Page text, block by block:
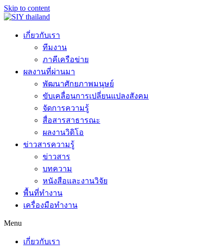
Skip to content
เกี่ยวกับเรา
ทีมงาน
ภาคีเครือข่าย
ผลงานที่ผ่านมา
พัฒนาศักยภาพมนุษย์
ขับเคลื่อนการเปลี่ยนแปลงสังคม
จัดการความรู้
สื่อสารสาธารณะ
ผลงานวิดิโอ
ข่าวสารความรู้
ข่าวสาร
บทความ
หนังสือและงานวิจัย
พื้นที่ทำงาน
เครื่องมือทำงาน
Menu
เกี่ยวกับเรา